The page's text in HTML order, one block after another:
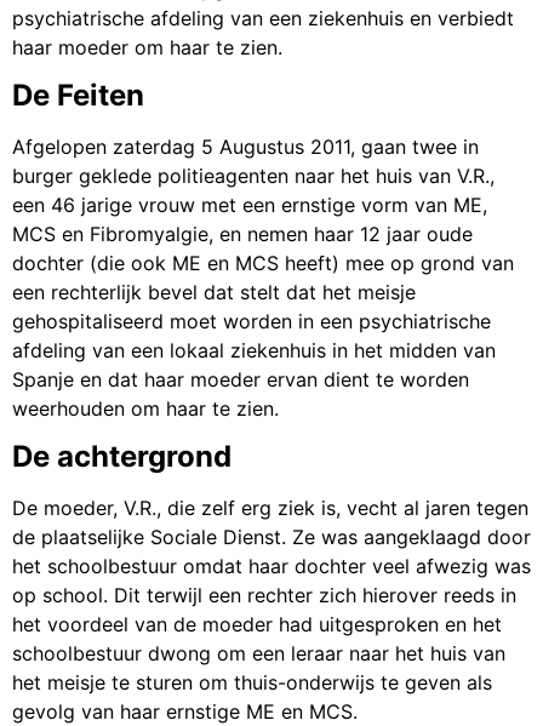
psychiatrische afdeling van een ziekenhuis en verbiedt
haar moeder om haar te zien.
De Feiten
Afgelopen zaterdag 5 Augustus 2011, gaan twee in
burger geklede politieagenten naar het huis van V.R.,
een 46 jarige vrouw met een ernstige vorm van ME,
MCS en Fibromyalgie, en nemen haar 12 jaar oude
dochter (die ook ME en MCS heeft) mee op grond van
een rechterlijk bevel dat stelt dat het meisje
gehospitaliseerd moet worden in een psychiatrische
afdeling van een lokaal ziekenhuis in het midden van
Spanje en dat haar moeder ervan dient te worden
weerhouden om haar te zien.
De achtergrond
De moeder, V.R., die zelf erg ziek is, vecht al jaren tegen
de plaatselijke Sociale Dienst. Ze was aangeklaagd door
het schoolbestuur omdat haar dochter veel afwezig was
op school. Dit terwijl een rechter zich hierover reeds in
het voordeel van de moeder had uitgesproken en het
schoolbestuur dwong om een ​​leraar naar het huis van
het meisje te sturen om thuis-onderwijs te geven als
gevolg van haar ernstige ME en MCS.